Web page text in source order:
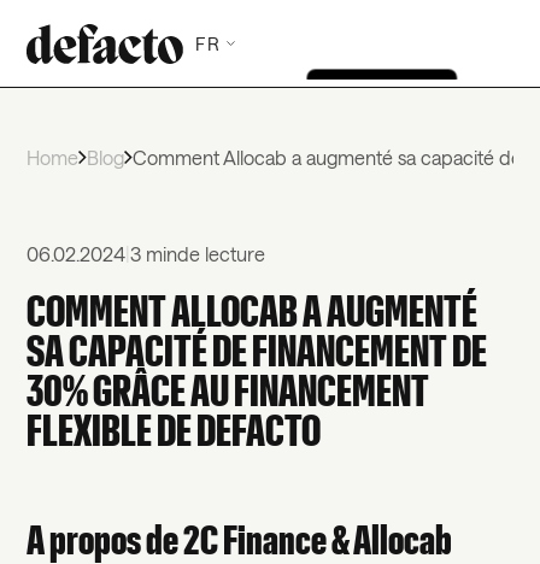
FR
Home Blog Comment Allocab a augmenté sa capacité de
06.02.2024 |3 minde lecture
COMMENT ALLOCAB A AUGMENTÉ
SA CAPACITÉ DE FINANCEMENT DE
30% GRÂCE AU FINANCEMENT
FLEXIBLE DE DEFACTO
A propos de 2C Finance & Allocab